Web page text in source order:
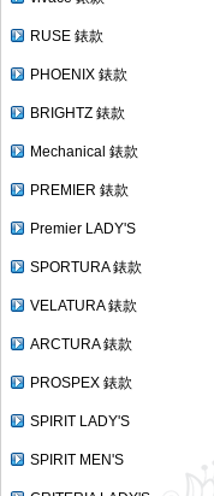
RUSE 錶款
PHOENIX 錶款
BRIGHTZ 錶款
Mechanical 錶款
PREMIER 錶款
Premier LADY'S
SPORTURA 錶款
VELATURA 錶款
ARCTURA 錶款
PROSPEX 錶款
SPIRIT LADY'S
SPIRIT MEN'S